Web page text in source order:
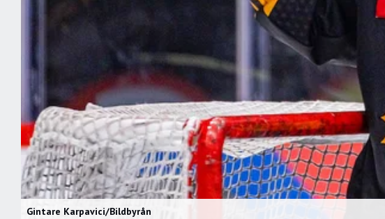
Gintare Karpavici/Bildbyrån